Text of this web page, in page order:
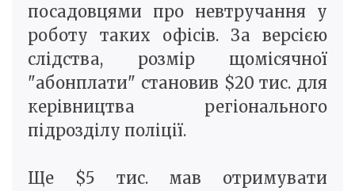
посадовцями про невтручання у
роботу таких офісів. За версією
слідства, розмір щомісячної
"абонплати" становив $20 тис. для
керівництва регіонального
підрозділу поліції.
Ще $5 тис. мав отримувати